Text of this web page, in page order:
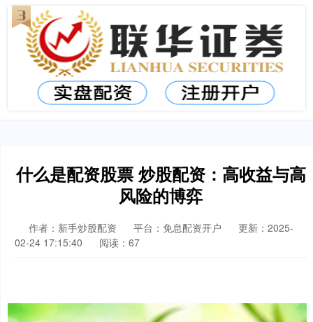
什么是配资股票 炒股配资：高收益与高
风险的博弈
作者：新手炒股配资 平台：免息配资开户
更新：2025-
02-24 17:15:40
阅读：67